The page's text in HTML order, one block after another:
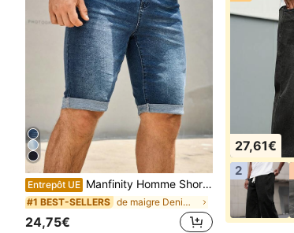
Entrepôt UE Manfinity Homme Shorts en jean slim à ourlet retroussé pour hommes grande taille, polyvalents pour le port quotidien et les déplacements, été
#1 BEST-SELLERS de maigre Denim grande taille pour hommes
24,75€
27,61€
2